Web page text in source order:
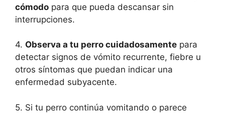
cómodo para que pueda descansar sin
interrupciones.
4. Observa a tu perro cuidadosamente para
detectar signos de vómito recurrente, fiebre u
otros síntomas que puedan indicar una
enfermedad subyacente.
5. Si tu perro continúa vomitando o parece